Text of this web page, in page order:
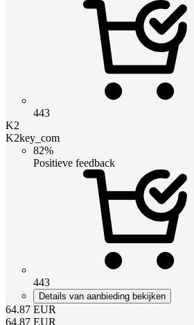
443
K2
K2key_com
82%
Positieve feedback
443
Details van aanbieding bekijken
64.87 EUR
64.87 EUR